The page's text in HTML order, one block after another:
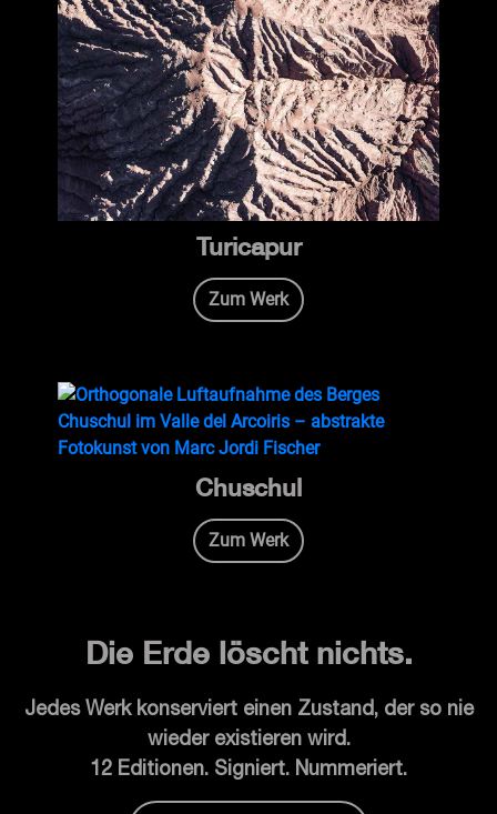
Turicapur
Zum Werk
Chuschul
Zum Werk
Die Erde löscht nichts.
Jedes Werk konserviert einen Zustand, der so nie
wieder existieren wird.
12 Editionen. Signiert. Nummeriert.